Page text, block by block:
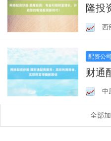
隆投
长，
代！
西
配资公
财通
金，中
全部